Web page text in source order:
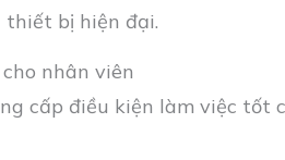
thiết bị hiện đại.
nhân viên
cấp điều kiện làm việc tốt